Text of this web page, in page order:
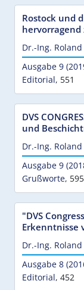
Rostock und
hervorragend
Dr.-Ing.
Ausgabe 9
Editorial, 551
DVS
und
Dr.-Ing.
Ausgabe 9
Grußworte, 595
"DVS
Erkenntnisse
Dr.-Ing.
Ausgabe 8
Editorial, 452